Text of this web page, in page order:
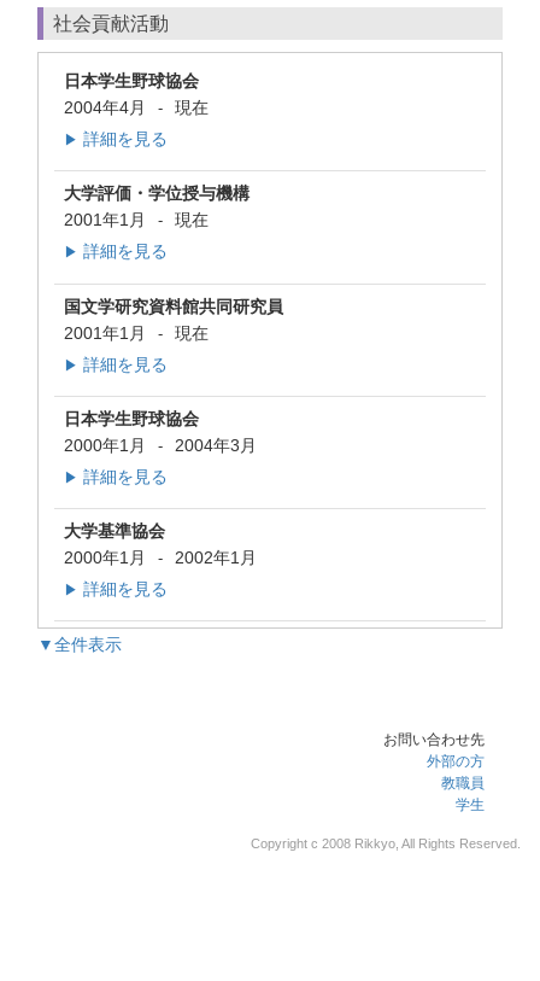
社会貢献活動
日本学生野球協会
2004年4月
- 現在
▶ 詳細を見る
大学評価・学位授与機構
2001年1月
- 現在
▶ 詳細を見る
国文学研究資料館共同研究員
2001年1月
- 現在
▶ 詳細を見る
日本学生野球協会
2000年1月
- 2004年3月
▶ 詳細を見る
大学基準協会
2000年1月
- 2002年1月
▶ 詳細を見る
▼全件表示
お問い合わせ先
外部の方
教職員
学生
Copyright c 2008 Rikkyo, All Rights Reserved.